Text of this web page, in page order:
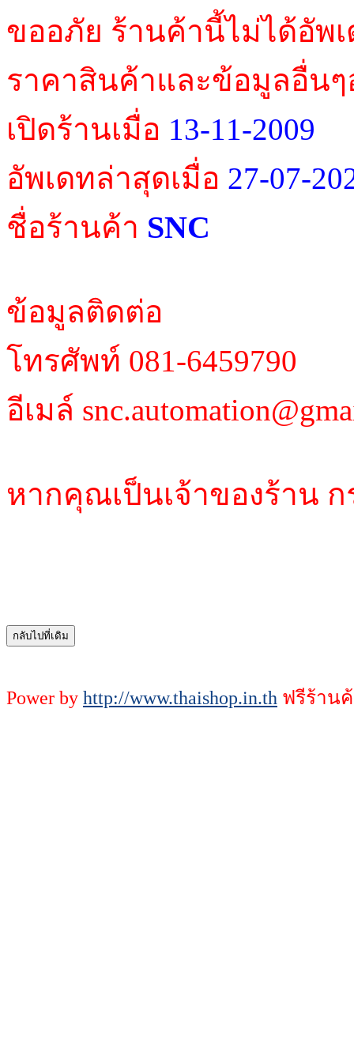
ขออภัย ร้านค้านี้ไม่ได้อัพ
ราคาสินค้าและข้อมูลอื่นๆ
เปิดร้านเมื่อ 13-11-2009
อัพเดทล่าสุดเมื่อ 27-07-
ชื่อร้านค้า SNC
ข้อมูลติดต่อ
โทรศัพท์ 081-6459790
อีเมล์
หากคุณเป็นเจ้าของร้าน
Power by http://www.thaishop.in.th ฟรีร้าน